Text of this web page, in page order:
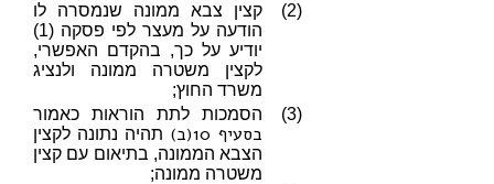
(2)
קצין צבא ממונה שנמסרה לו
הודעה על מעצר לפי פסקה (1)
יודיע על כך, בהקדם האפשרי,
לקצין משטרה ממונה ולנציג
משרד החוץ;
(3)
הסמכות לתת הוראות כאמור
בסעיף 10(ב)
תהיה נתונה לקצין
הצבא הממונה, בתיאום עם קצין
משטרה ממונה;